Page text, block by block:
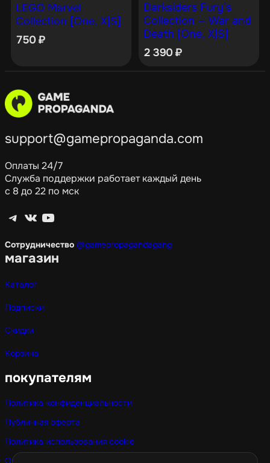
LEGO Marvel
Collection [One, X|S]
750₽
Darksiders Fury’s
Collection — War and
Death [One, X|S]
2 390₽
support@gamepropaganda.com
Оплаты 24/7
Служба поддержки работает каждый день
с 8 до 22 по мск
Telegram ВКонтакте YouTube
Сотрудничество @gamepropagandagang
магазин
Каталог
Подписки
Скидки
Корзина
покупателям
Политика конфиденциальности
Публичная оферта
Политика использования cookie
Оптовые покупки